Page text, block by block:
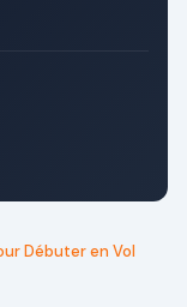
Débuter en Vol